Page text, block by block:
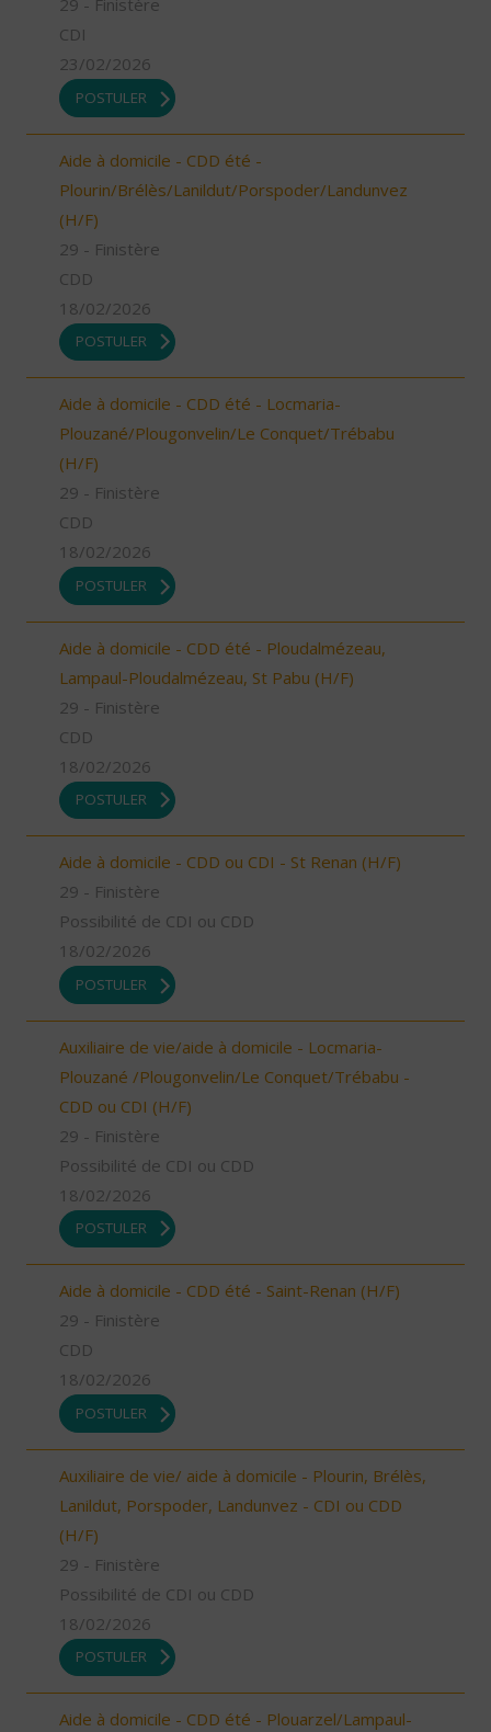
29 - Finistère
CDI
23/02/2026
POSTULER
Aide à domicile - CDD été -
Plourin/Brélès/Lanildut/Porspoder/Landunvez
(H/F)
29 - Finistère
CDD
18/02/2026
POSTULER
Aide à domicile - CDD été - Locmaria-
Plouzané/Plougonvelin/Le Conquet/Trébabu
(H/F)
29 - Finistère
CDD
18/02/2026
POSTULER
Aide à domicile - CDD été - Ploudalmézeau,
Lampaul-Ploudalmézeau, St Pabu (H/F)
29 - Finistère
CDD
18/02/2026
POSTULER
Aide à domicile - CDD ou CDI - St Renan (H/F)
29 - Finistère
Possibilité de CDI ou CDD
18/02/2026
POSTULER
Auxiliaire de vie/aide à domicile - Locmaria-
Plouzané /Plougonvelin/Le Conquet/Trébabu -
CDD ou CDI (H/F)
29 - Finistère
Possibilité de CDI ou CDD
18/02/2026
POSTULER
Aide à domicile - CDD été - Saint-Renan (H/F)
29 - Finistère
CDD
18/02/2026
POSTULER
Auxiliaire de vie/ aide à domicile - Plourin, Brélès,
Lanildut, Porspoder, Landunvez - CDI ou CDD
(H/F)
29 - Finistère
Possibilité de CDI ou CDD
18/02/2026
POSTULER
Aide à domicile - CDD été - Plouarzel/Lampaul-